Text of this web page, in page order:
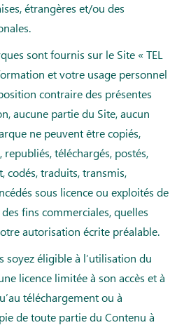
étrangères et/ou des
sont fournis sur le Site « TEL
et votre usage personnel
contraire des présentes
aucune partie du Site, aucun
ne peuvent être copiés,
téléchargés, postés,
codés, traduits, transmis,
sous licence ou exploités de
fins commerciales, quelles
autorisation écrite préalable.
soyez éligible à l’utilisation du
licence limitée à son accès et à
téléchargement ou à
de toute partie du Contenu à